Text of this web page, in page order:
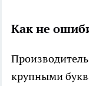
Как не
крупными